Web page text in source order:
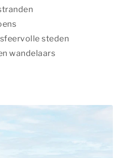
steden
wandelaars